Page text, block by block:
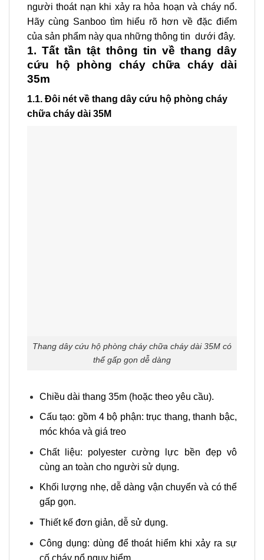
người thoát nạn khi xảy ra hỏa hoạn và cháy nổ.
Hãy cùng Sanboo tìm hiểu rõ hơn về đặc điểm
của sản phẩm này qua những thông tin dưới đây.
1. Tất tần tật thông tin về thang dây
cứu hộ phòng cháy chữa cháy dài
35m
1.1. Đôi nét về thang dây cứu hộ phòng cháy
chữa cháy dài 35M
Thang dây cứu hộ phòng cháy chữa cháy dài 35M có
thể gấp gọn dễ dàng
Chiều dài thang 35m (hoặc theo yêu cầu).
Cấu tạo: gồm 4 bộ phận: trục thang, thanh bậc,
móc khóa và giá treo
Chất liệu: polyester cường lực bền đẹp vô
cùng an toàn cho người sử dụng.
Khối lượng nhẹ, dễ dàng vận chuyển và có thể
gấp gọn.
Thiết kế đơn giản, dễ sử dụng.
Công dụng: dùng để thoát hiểm khi xảy ra sự
cố cháy nổ nguy hiểm.